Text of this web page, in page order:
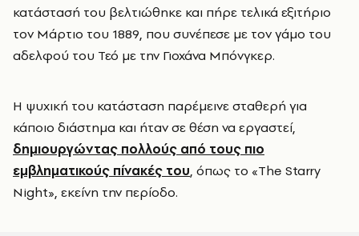
κατάστασή του βελτιώθηκε και πήρε τελικά εξιτήριο
τον Μάρτιο του 1889, που συνέπεσε με τον γάμο του
αδελφού του Τεό με την Γιοχάνα Μπόνγκερ.
Η ψυχική του κατάσταση παρέμεινε σταθερή για
κάποιο διάστημα και ήταν σε θέση να εργαστεί,
δημιουργώντας πολλούς από τους πιο
εμβληματικούς πίνακές του, όπως το «The Starry
Night», εκείνη την περίοδο.